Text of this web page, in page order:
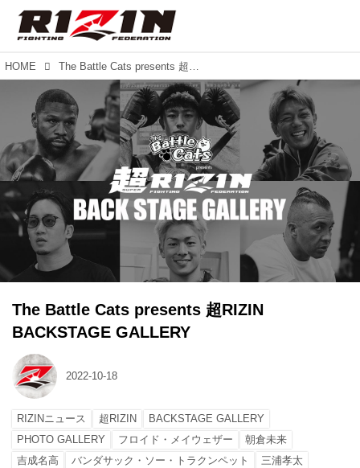
HOME The Battle Cats presents 超RIZIN BACKSTAGE GALLERY
The Battle Cats presents 超RIZIN
BACKSTAGE GALLERY
2022-10-18
RIZINニュース 超RIZIN
BACKSTAGE GALLERY
PHOTO GALLERY
フロイド・メイウェザー
朝倉未来
吉成名高
バンダサック・ソー・トラクンペット
三浦孝太